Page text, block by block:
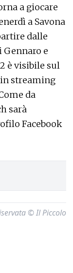
a giocare
a Savona
dalle
Gennaro e
è visibile sul
streaming
da
sarà
Facebook
© Il Piccolo